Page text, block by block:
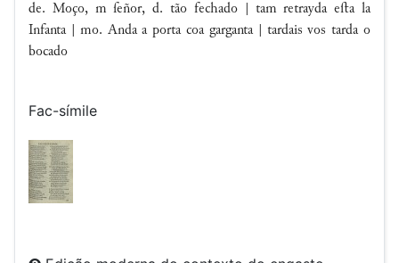
de. Moço, m ſeñor, d. tão fechado | tam retrayda eﬅa la
Infanta | mo. Anda a porta coa garganta | tardais vos tarda o
bocado
Fac-símile